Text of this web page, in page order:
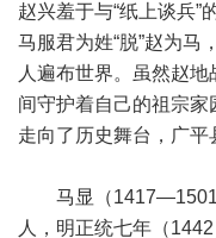
赵兴羞于与“纸上谈兵”
马服君为姓“脱”赵为马
人遍布世界。虽然赵
间守护着自己的祖宗家
走向了历史舞台，广平
马显（1417—1501
人，明正统七年（